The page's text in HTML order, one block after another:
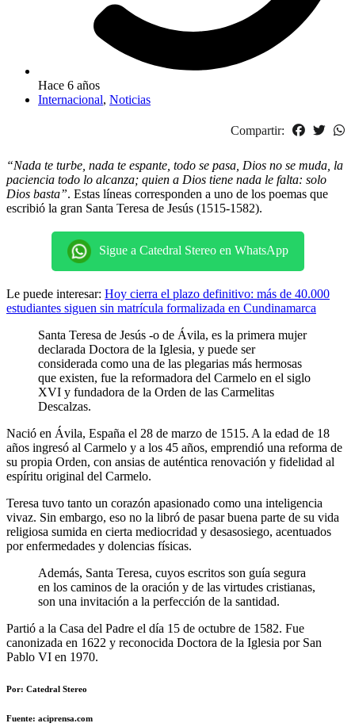
Hace 6 años
Internacional, Noticias
Compartir:
“Nada te turbe, nada te espante, todo se pasa, Dios no se muda, la
paciencia todo lo alcanza; quien a Dios tiene nada le falta: solo
Dios basta”. Estas líneas corresponden a uno de los poemas que
escribió la gran Santa Teresa de Jesús (1515-1582).
Sigue a Catedral Stereo en WhatsApp
Le puede interesar: Hoy cierra el plazo definitivo: más de 40.000
estudiantes siguen sin matrícula formalizada en Cundinamarca
Santa Teresa de Jesús -o de Ávila, es la primera mujer
declarada Doctora de la Iglesia, y puede ser
considerada como una de las plegarias más hermosas
que existen, fue la reformadora del Carmelo en el siglo
XVI y fundadora de la Orden de las Carmelitas
Descalzas.
Nació en Ávila, España el 28 de marzo de 1515. A la edad de 18
años ingresó al Carmelo y a los 45 años, emprendió una reforma de
su propia Orden, con ansias de auténtica renovación y fidelidad al
espíritu original del Carmelo.
Teresa tuvo tanto un corazón apasionado como una inteligencia
vivaz. Sin embargo, eso no la libró de pasar buena parte de su vida
religiosa sumida en cierta mediocridad y desasosiego, acentuados
por enfermedades y dolencias físicas.
Además, Santa Teresa, cuyos escritos son guía segura
en los caminos de la oración y de las virtudes cristianas,
son una invitación a la perfección de la santidad.
Partió a la Casa del Padre el día 15 de octubre de 1582. Fue
canonizada en 1622 y reconocida Doctora de la Iglesia por San
Pablo VI en 1970.
Por: Catedral Stereo
Fuente: aciprensa.com